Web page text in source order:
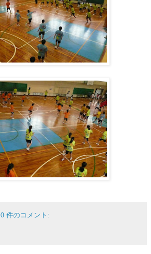
0 件のコメント: